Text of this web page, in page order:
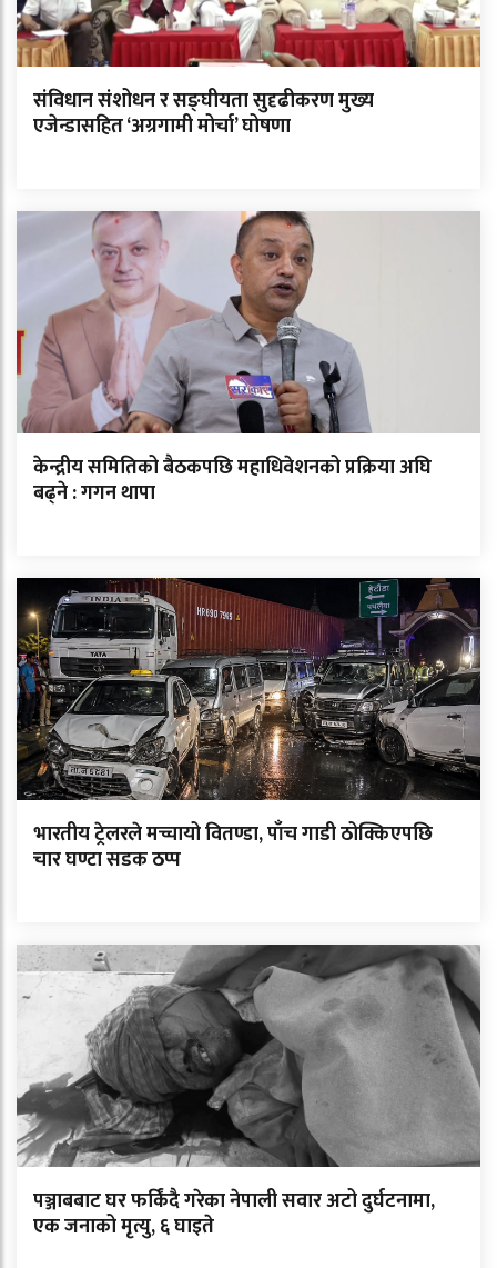
संविधान संशोधन र सङ्घीयता सुदृढीकरण मुख्य
एजेन्डासहित ‘अग्रगामी मोर्चा’ घोषणा
केन्द्रीय समितिको बैठकपछि महाधिवेशनको प्रक्रिया अघि
बढ्ने : गगन थापा
भारतीय ट्रेलरले मच्चायो वितण्डा, पाँच गाडी ठोक्किएपछि
चार घण्टा सडक ठप्प
पञ्जाबबाट घर फर्किंदै गरेका नेपाली सवार अटो दुर्घटनामा,
एक जनाको मृत्यु, ६ घाइते